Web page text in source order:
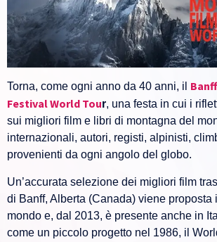
Torna, come ogni anno da 40 anni, il
Festival World Tour, una festa in cui i
sui migliori film e libri di montagna del
internazionali, autori, registi, alpinisti,
provenienti da ogni angolo del globo.
Un’accurata selezione dei migliori film
di Banff, Alberta (Canada) viene proposta
mondo e, dal 2013, è presente anche in
come un piccolo progetto nel 1986, il